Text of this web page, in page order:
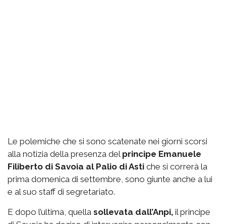
Le polemiche che si sono scatenate nei giorni scorsi
alla notizia della presenza del principe Emanuele
Filiberto di Savoia al Palio di Asti che si correrà la
prima domenica di settembre, sono giunte anche a lui
e al suo staff di segretariato.
E dopo l’ultima, quella sollevata dall’Anpi, il principe